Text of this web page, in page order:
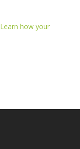
Learn how your